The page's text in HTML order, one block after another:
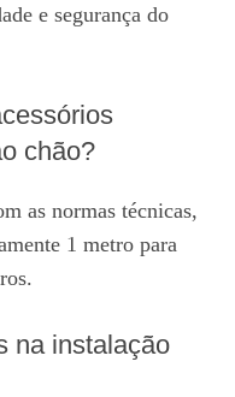
e segurança do
chão?
as normas técnicas,
1 metro para
na instalação